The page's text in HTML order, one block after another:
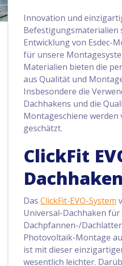
Innovation und
Befestigungsmaterialien
Entwicklung von Esdec-
für unsere
Materialien bieten die
aus Qualität und
Insbesondere die
Dachhakens und die
Montageschiene
geschätzt.
ClickFit
Dachhaken
Das ClickFit-EVO-System
Universal-Dachhaken für
Dachpfannen-/
Photovoltaik-Montage
ist mit dieser
wesentlich leichter.